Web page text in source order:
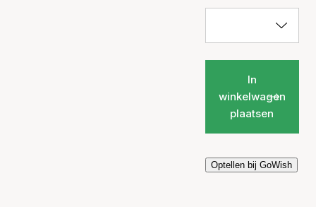
In
winkelwagen
plaatsen
Optellen bij GoWish